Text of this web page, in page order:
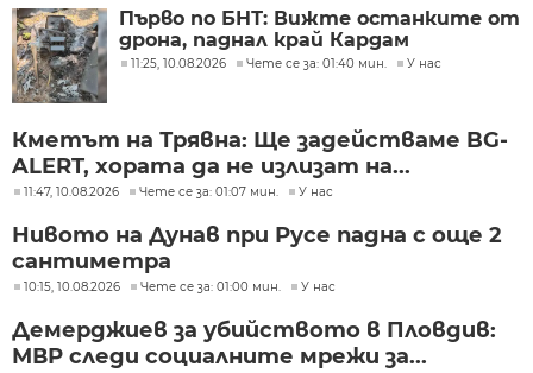
Първо по БНТ: Вижте останките от
дрона, паднал край Кардам
11:25, 10.08.2026 Чете се за: 01:40 мин. У нас
Кметът на Трявна: Ще задействаме BG-
ALERT, хората да не излизат на...
11:47, 10.08.2026 Чете се за: 01:07 мин. У нас
Нивото на Дунав при Русе падна с още 2
сантиметра
10:15, 10.08.2026 Чете се за: 01:00 мин. У нас
Демерджиев за убийството в Пловдив:
МВР следи социалните мрежи за...